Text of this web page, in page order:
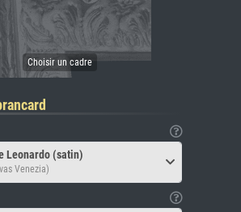
Leonardo (satin)
Venezia)